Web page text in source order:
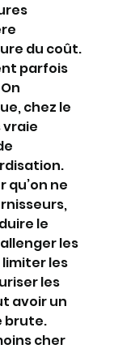
du coût.
parfois
chez le
vraie
qu’on ne
le
les
les
les
avoir un
brute.
cher